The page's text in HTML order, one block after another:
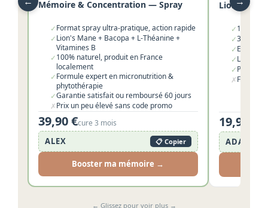
Mémoire & Concentration — Spray
✓Format spray ultra-pratique, action rapide
✓Lion's Mane + Bacopa + L-Théanine +
Vitamines B
✓100% naturel, produit en France
localement
✓Formule expert en micronutrition &
phytothérapie
✓Garantie satisfait ou remboursé 60 jours
✗Prix un peu élevé sans code promo
39,90 €cure 3 mois
ALEX 📋 Copier
Booster ma mémoire →
Lion's
✓1000
✓30 % de
✓Extrait
✓
✓Prix très
✗Format
19,95 €
← Glissez pour voir plus →